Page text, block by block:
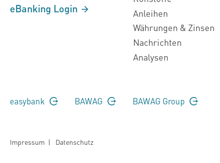
eBanking Login
Anleihen
Währungen & Zinsen
Nachrichten
Analysen
easybank BAWAG BAWAG Group
Impressum | Datenschutz